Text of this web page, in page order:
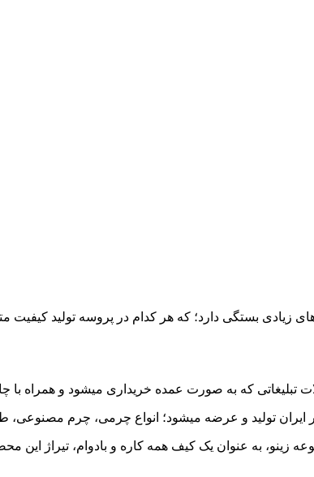
زیادی بستگی دارد؛ که هر کدام در پروسه تولید
زینو، به عنوان یک کیف همه کاره و بادوام، تیراژ